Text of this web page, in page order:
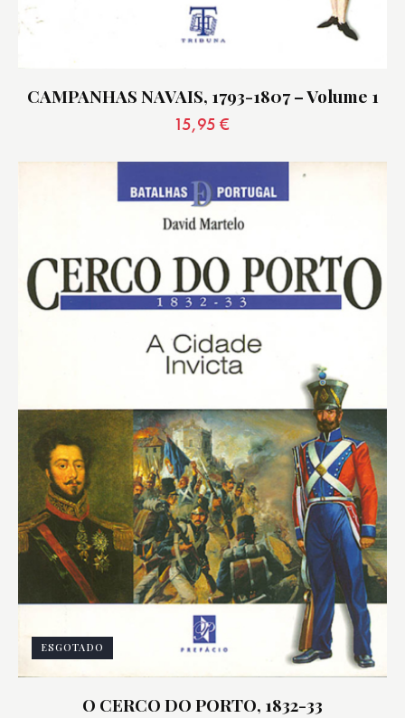
CAMPANHAS NAVAIS, 1793-1807 – Volume 1
15,95 €
ESGOTADO
O CERCO DO PORTO, 1832-33